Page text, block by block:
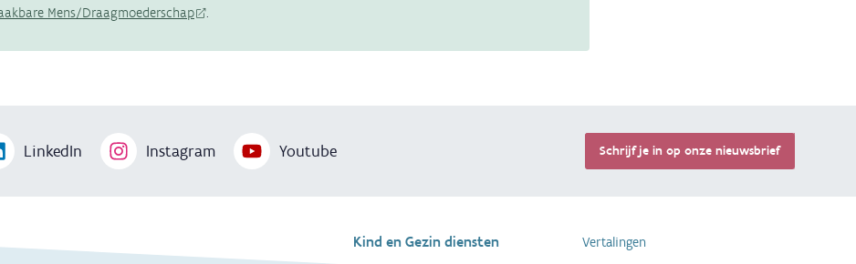
Mens/Draagmoederschap .
LinkedIn Instagram Youtube Schrijf je in op onze nieuwsbrief
Voet
Kind en Gezin diensten Vertalingen